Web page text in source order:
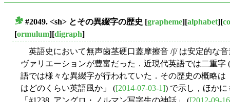
#2049. <sh> とその異綴字の歴史 [grapheme][alphabet][
[ormulum][digraph]
英語史において無声歯茎硬口蓋摩擦音 /ʃ/ は安定的な
ヴァリエーションが豊富だった．近現代英語では二重字 (
語では様々な異綴字が行われていた．その歴史の概略は
はどのくらい英語風か」 ([2014-07-03-1]) で示し，ほかに
「#1238. アングロ・ノルマン写字生の神話」 ([2012-09-